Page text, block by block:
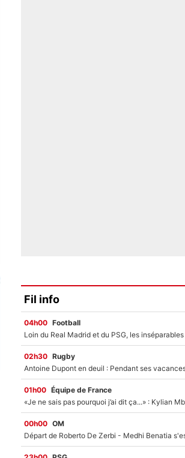
Fil info
04h00 Football
02h30 Rugby
01h00 Équipe de France
00h00 OM